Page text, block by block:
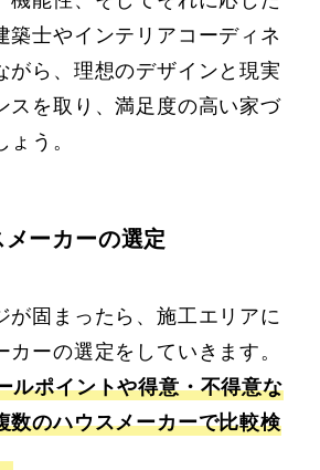
築士やインテリアコーディネ
がら、理想のデザインと現実
スを取り、満足度の高い家づ
う。
ーカーの選定
が固まったら、施工エリアに
ーの選定をしていきます。
ルポイントや得意・不得意な
数のハウスメーカーで比較検